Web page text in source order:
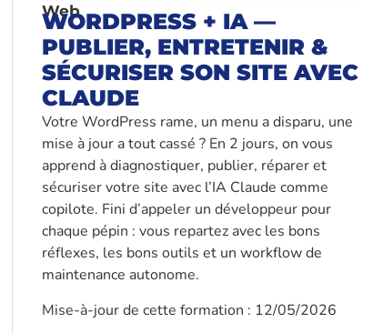
Web
WORDPRESS + IA —
PUBLIER, ENTRETENIR &
SÉCURISER SON SITE AVEC
CLAUDE
Votre WordPress rame, un menu a disparu, une
mise à jour a tout cassé ? En 2 jours, on vous
apprend à diagnostiquer, publier, réparer et
sécuriser votre site avec l’IA Claude comme
copilote. Fini d’appeler un développeur pour
chaque pépin : vous repartez avec les bons
réflexes, les bons outils et un workflow de
maintenance autonome.
Mise-à-jour de cette formation : 12/05/2026